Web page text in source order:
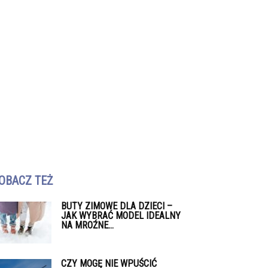
TEŻ
BUTY ZIMOWE DLA DZIECI –
JAK WYBRAĆ MODEL IDEALNY
NA MROŹNE...
CZY MOGĘ NIE WPUŚCIĆ